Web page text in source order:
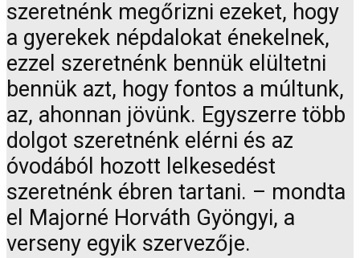
szeretnénk megőrizni ezeket, hogy
a gyerekek népdalokat énekelnek,
ezzel szeretnénk bennük elültetni
bennük azt, hogy fontos a múltunk,
az, ahonnan jövünk. Egyszerre több
dolgot szeretnénk elérni és az
óvodából hozott lelkesedést
szeretnénk ébren tartani. – mondta
el Majorné Horváth Gyöngyi, a
verseny egyik szervezője.